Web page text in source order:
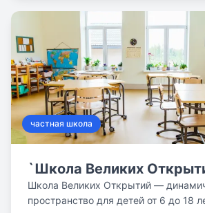
частная школа
`Школа Великих
Школа Великих Открытий —
пространство для детей от 6 до 18